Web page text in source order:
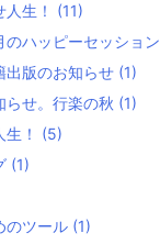
生！ (11)
ハッピーセッション
出版のお知らせ (1)
らせ。行楽の秋 (1)
！ (5)
(1)
のツール (1)